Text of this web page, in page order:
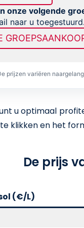
onze volgende
naar u toegestuurd.
prijzen variëren
u optimaal
klikken en het
De prijs
(€/L)